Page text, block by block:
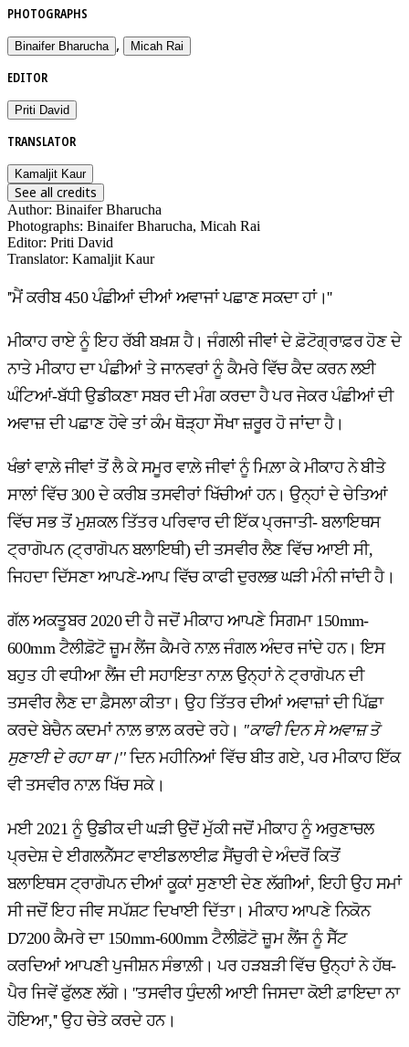
PHOTOGRAPHS
Binaifer Bharucha , Micah Rai
EDITOR
Priti David
TRANSLATOR
Kamaljit Kaur
See all credits
Author: Binaifer Bharucha
Photographs: Binaifer Bharucha, Micah Rai
Editor: Priti David
Translator: Kamaljit Kaur
''ਮੈਂ ਕਰੀਬ 450 ਪੰਛੀਆਂ ਦੀਆਂ ਅਵਾਜਾਂ ਪਛਾਣ ਸਕਦਾ ਹਾਂ।''
ਮੀਕਾਹ ਰਾਏ ਨੂੰ ਇਹ ਰੱਬੀ ਬਖ਼ਸ਼ ਹੈ। ਜੰਗਲੀ ਜੀਵਾਂ ਦੇ ਫ਼ੋਟੋਗ੍ਰਾਫ਼ਰ ਹੋਣ ਦੇ
ਨਾਤੇ ਮੀਕਾਹ ਦਾ ਪੰਛੀਆਂ ਤੇ ਜਾਨਵਰਾਂ ਨੂੰ ਕੈਮਰੇ ਵਿੱਚ ਕੈਦ ਕਰਨ ਲਈ
ਘੰਟਿਆਂ-ਬੱਧੀ ਉਡੀਕਣਾ ਸਬਰ ਦੀ ਮੰਗ ਕਰਦਾ ਹੈ ਪਰ ਜੇਕਰ ਪੰਛੀਆਂ ਦੀ
ਅਵਾਜ਼ ਦੀ ਪਛਾਣ ਹੋਵੇ ਤਾਂ ਕੰਮ ਥੋੜ੍ਹਾ ਸੌਖਾ ਜ਼ਰੂਰ ਹੋ ਜਾਂਦਾ ਹੈ।
ਖੰਭਾਂ ਵਾਲ਼ੇ ਜੀਵਾਂ ਤੋਂ ਲੈ ਕੇ ਸਮੂਰ ਵਾਲ਼ੇ ਜੀਵਾਂ ਨੂੰ ਮਿਲ਼ਾ ਕੇ ਮੀਕਾਹ ਨੇ ਬੀਤੇ
ਸਾਲਾਂ ਵਿੱਚ 300 ਦੇ ਕਰੀਬ ਤਸਵੀਰਾਂ ਖਿੱਚੀਆਂ ਹਨ। ਉਨ੍ਹਾਂ ਦੇ ਚੇਤਿਆਂ
ਵਿੱਚ ਸਭ ਤੋਂ ਮੁਸ਼ਕਲ ਤਿੱਤਰ ਪਰਿਵਾਰ ਦੀ ਇੱਕ ਪ੍ਰਜਾਤੀ- ਬਲਾਇਥਸ
ਟ੍ਰਾਗੋਪਨ (ਟ੍ਰਾਗੋਪਨ ਬਲਾਇਥੀ) ਦੀ ਤਸਵੀਰ ਲੈਣ ਵਿੱਚ ਆਈ ਸੀ,
ਜਿਹਦਾ ਦਿੱਸਣਾ ਆਪਣੇ-ਆਪ ਵਿੱਚ ਕਾਫੀ ਦੁਰਲਭ ਘੜੀ ਮੰਨੀ ਜਾਂਦੀ ਹੈ।
ਗੱਲ ਅਕਤੂਬਰ 2020 ਦੀ ਹੈ ਜਦੋਂ ਮੀਕਾਹ ਆਪਣੇ ਸਿਗਮਾ 150mm-
600mm ਟੈਲੀਫ਼ੋਟੋ ਜ਼ੂਮ ਲੈਂਜ ਕੈਮਰੇ ਨਾਲ਼ ਜੰਗਲ ਅੰਦਰ ਜਾਂਦੇ ਹਨ। ਇਸ
ਬਹੁਤ ਹੀ ਵਧੀਆ ਲੈਂਜ ਦੀ ਸਹਾਇਤਾ ਨਾਲ਼ ਉਨ੍ਹਾਂ ਨੇ ਟ੍ਰਾਗੋਪਨ ਦੀ
ਤਸਵੀਰ ਲੈਣ ਦਾ ਫ਼ੈਸਲਾ ਕੀਤਾ। ਉਹ ਤਿੱਤਰ ਦੀਆਂ ਅਵਾਜ਼ਾਂ ਦੀ ਪਿੱਛਾ
ਕਰਦੇ ਬੇਚੈਨ ਕਦਮਾਂ ਨਾਲ਼ ਭਾਲ਼ ਕਰਦੇ ਰਹੇ। ''ਕਾਫੀ ਦਿਨ ਸੇ ਅਵਾਜ਼ ਤੋ
ਸੁਣਾਈ ਦੇ ਰਹਾ ਥਾ।'' ਦਿਨ ਮਹੀਨਿਆਂ ਵਿੱਚ ਬੀਤ ਗਏ, ਪਰ ਮੀਕਾਹ ਇੱਕ
ਵੀ ਤਸਵੀਰ ਨਾਲ਼ ਖਿੱਚ ਸਕੇ।
ਮਈ 2021 ਨੂੰ ਉਡੀਕ ਦੀ ਘੜੀ ਉਦੋਂ ਮੁੱਕੀ ਜਦੋਂ ਮੀਕਾਹ ਨੂੰ ਅਰੁਣਾਚਲ
ਪ੍ਰਦੇਸ਼ ਦੇ ਈਗਲਨੈੱਸਟ ਵਾਈਡਲਾਈਫ਼ ਸੈਂਚੁਰੀ ਦੇ ਅੰਦਰੋਂ ਕਿਤੋਂ
ਬਲਾਇਥਸ ਟ੍ਰਾਗੋਪਨ ਦੀਆਂ ਕੂਕਾਂ ਸੁਣਾਈ ਦੇਣ ਲੱਗੀਆਂ, ਇਹੀ ਉਹ ਸਮਾਂ
ਸੀ ਜਦੋਂ ਇਹ ਜੀਵ ਸਪੱਸ਼ਟ ਦਿਖਾਈ ਦਿੱਤਾ। ਮੀਕਾਹ ਆਪਣੇ ਨਿਕੋਨ
D7200 ਕੈਮਰੇ ਦਾ 150mm-600mm ਟੈਲੀਫ਼ੋਟੋ ਜ਼ੂਮ ਲੈਂਜ ਨੂੰ ਸੈੱਟ
ਕਰਦਿਆਂ ਆਪਣੀ ਪੁਜੀਸ਼ਨ ਸੰਭਾਲ਼ੀ। ਪਰ ਹੜਬੜੀ ਵਿੱਚ ਉਨ੍ਹਾਂ ਨੇ ਹੱਥ-
ਪੈਰ ਜਿਵੇਂ ਫੁੱਲਣ ਲੱਗੇ। ''ਤਸਵੀਰ ਧੁੰਦਲੀ ਆਈ ਜਿਸਦਾ ਕੋਈ ਫ਼ਾਇਦਾ ਨਾ
ਹੋਇਆ,'' ਉਹ ਚੇਤੇ ਕਰਦੇ ਹਨ।